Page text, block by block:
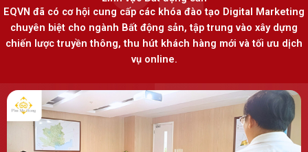
EQVN đã có cơ hội cung cấp các khóa đào tạo Digital Marketing
chuyên biệt cho ngành Bất động sản, tập trung vào xây dựng
chiến lược truyền thông, thu hút khách hàng mới và tối ưu dịch
vụ online.